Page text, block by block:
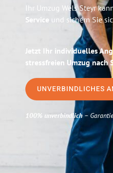
Ihr Umzug Wels Steyr
Service und sichern Sie
Jetzt Ihr individuelles
stressfreien Umzug nach
UNVERBINDLICHES
100% unverbindlich–